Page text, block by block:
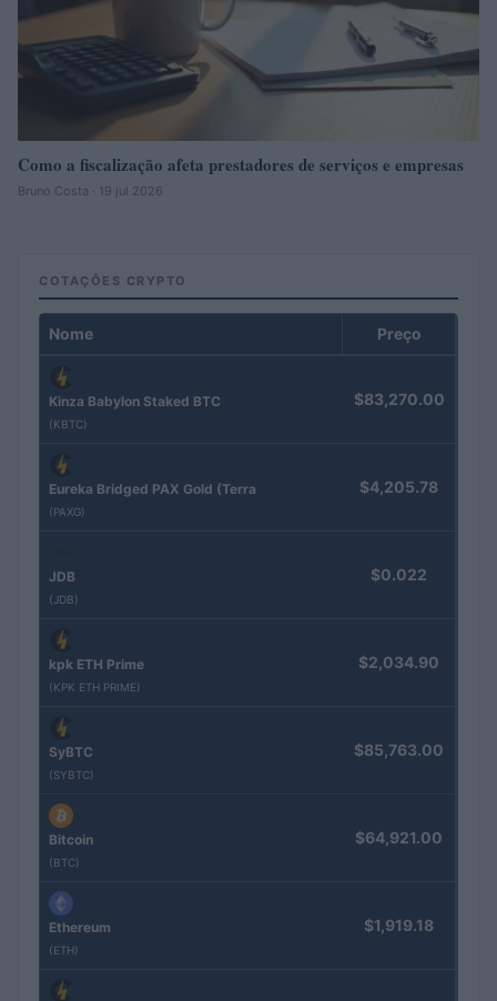
Como a fiscalização afeta prestadores de serviços e empresas
Bruno Costa · 19 jul 2026
COTAÇÕES CRYPTO
Nome Preço
Kinza Babylon Staked BTC
(KBTC)
$83,270.00
Eureka Bridged PAX Gold (Terra
(PAXG)
$4,205.78
JDB
(JDB)
$0.022
kpk ETH Prime
(KPK ETH PRIME)
$2,034.90
SyBTC
(SYBTC)
$85,763.00
Bitcoin
(BTC)
$64,921.00
Ethereum
(ETH)
$1,919.18